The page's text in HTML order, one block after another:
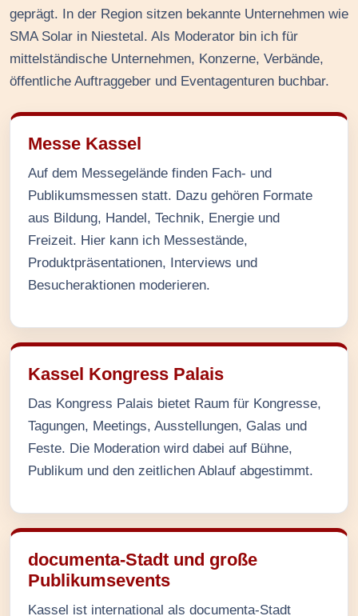
geprägt. In der Region sitzen bekannte Unternehmen wie
SMA Solar in Niestetal. Als Moderator bin ich für
mittelständische Unternehmen, Konzerne, Verbände,
öffentliche Auftraggeber und Eventagenturen buchbar.
Messe Kassel
Auf dem Messegelände finden Fach- und
Publikumsmessen statt. Dazu gehören Formate
aus Bildung, Handel, Technik, Energie und
Freizeit. Hier kann ich Messestände,
Produktpräsentationen, Interviews und
Besucheraktionen moderieren.
Kassel Kongress Palais
Das Kongress Palais bietet Raum für Kongresse,
Tagungen, Meetings, Ausstellungen, Galas und
Feste. Die Moderation wird dabei auf Bühne,
Publikum und den zeitlichen Ablauf abgestimmt.
documenta-Stadt und große
Publikumsevents
Kassel ist international als documenta-Stadt